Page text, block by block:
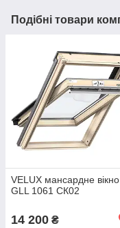
Подібні товари
VELUX мансардне вікно
GLL 1061 СК02
14 200 ₴